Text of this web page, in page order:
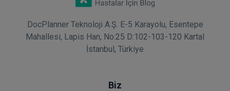
DocPlanner Teknoloji A.Ş. E-5 Karayolu, Esentepe
Mahallesi, Lapis Han, No:25 D:102-103-120 Kartal
İstanbul, Türkiye
Biz